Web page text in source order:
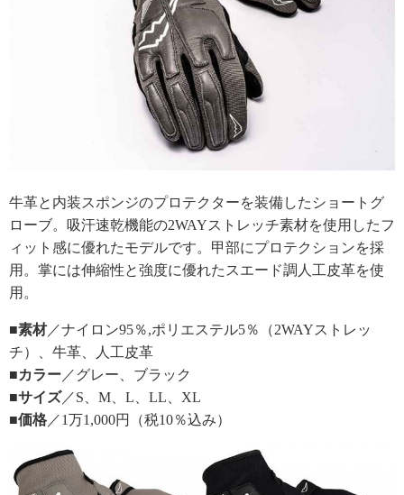
牛革と内装スポンジのプロテクターを装備したショートグ
ローブ。吸汗速乾機能の2WAYストレッチ素材を使用したフ
ィット感に優れたモデルです。甲部にプロテクションを採
用。掌には伸縮性と強度に優れたスエード調人工皮革を使
用。
■素材／ナイロン95％,ポリエステル5％（2WAYストレッ
チ）、牛革、人工皮革
■カラー ／グレー、ブラック
■サイズ／S、M、L、LL、XL
■価格 ／1万1,000円（税10％込み）